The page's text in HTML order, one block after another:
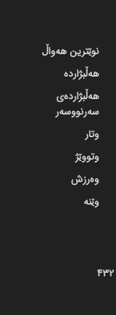
نوێترین هەواڵ
هەڵبژاردە
هەڵبژاردەی
سەرنووسەر
وتار
وتووێژ
وەرزش
وێنە